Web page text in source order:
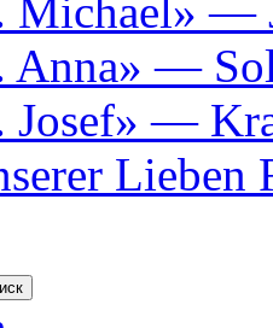
Michael» —
Anna» —
Josef» —